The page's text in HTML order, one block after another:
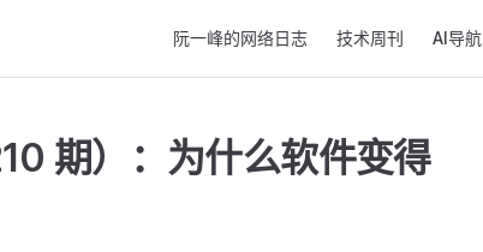
阮一峰的网络日志 技术周刊 AI导航
期）：为什么软件变得